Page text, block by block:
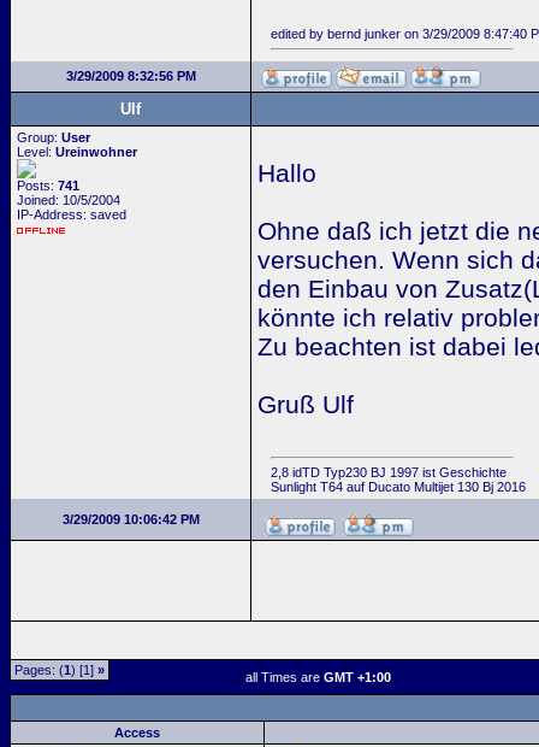
edited by bernd junker on 3/29/2009 8:47:40
3/29/2009 8:32:56 PM
Ulf
Group: User
Level: Ureinwohner
Posts: 741
Joined: 10/5/2004
IP-Address: saved
Hallo
Ohne daß ich jetzt die
versuchen. Wenn sich
den Einbau von
könnte ich relativ
Zu beachten ist dabei
Gruß Ulf
2,8 idTD Typ230 BJ 1997 ist Geschichte
Sunlight T64 auf Ducato Multijet 130 Bj 2016
3/29/2009 10:06:42 PM
Pages: (1) [1] » all Times are GMT +1:00
Access